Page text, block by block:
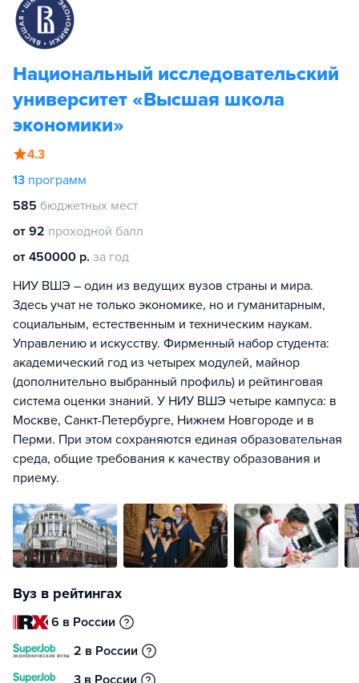
Национальный исследовательский
университет «Высшая школа
экономики»
4.3
13 программ
585 бюджетных мест
от 92 проходной балл
от 450000 р. за год
НИУ ВШЭ – один из ведущих вузов страны и мира.
Здесь учат не только экономике, но и гуманитарным,
социальным, естественным и техническим наукам.
Управлению и искусству. Фирменный набор студента:
академический год из четырех модулей, майнор
(дополнительно выбранный профиль) и рейтинговая
система оценки знаний. У НИУ ВШЭ четыре кампуса: в
Москве, Санкт-Петербурге, Нижнем Новгороде и в
Перми. При этом сохраняются единая образовательная
среда, общие требования к качеству образования и
приему.
Вуз в рейтингах
6 в России
2 в России
3 в России